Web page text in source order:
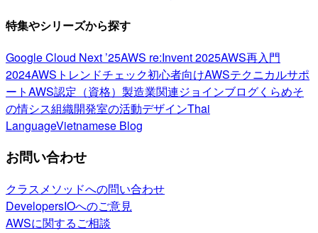
特集やシリーズから探す
Google Cloud Next ’25AWS re:Invent 2025AWS再入門
2024AWSトレンドチェック初心者向けAWSテクニカルサポ
ートAWS認定（資格） 製造業関連ジョインブログくらめそ
の情シス組織開発室の活動デザインThai
LanguageVietnamese Blog
お問い合わせ
クラスメソッドへの問い合わせ
DevelopersIOへのご意見
AWSに関するご相談